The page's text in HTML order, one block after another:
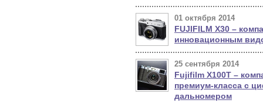
01 октября 2014
FUJIFILM X30 –
инновационным
25 сентября 2014
Fujifilm Х100Т –
премиум-класса с
дальномером